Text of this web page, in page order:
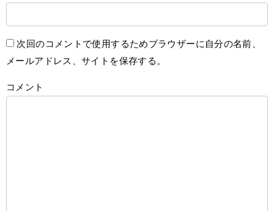
次回のコメントで使用するためブラウザーに自分の名前、
メールアドレス、サイトを保存する。
コメント